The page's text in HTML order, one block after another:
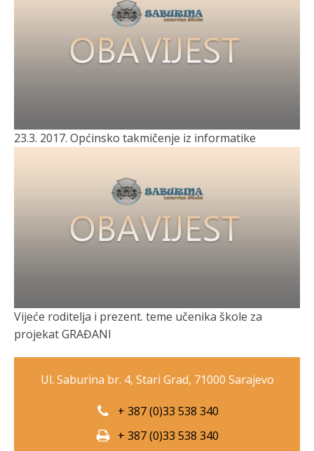
23.3. 2017. Općinsko takmičenje iz informatike
Vijeće roditelja i prezent. teme učenika škole za
projekat GRAĐANI
Ul. Saburina br. 4, Stari Grad, 71000 Sarajevo
+ 387 (0)33 538 340
+ 387 (0)33 538 340